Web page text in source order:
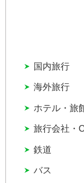
バス
ホテル・旅
国内旅行
旅行会社・
海外旅行
鉄道